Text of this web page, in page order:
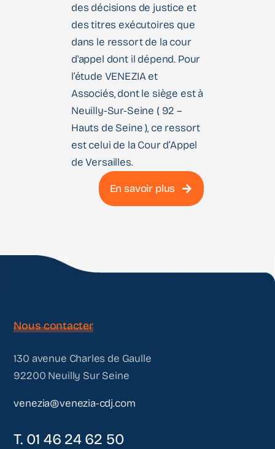
des décisions de justice et
des titres exécutoires que
dans le ressort de la cour
d'appel dont il dépend. Pour
l’étude VENEZIA et
Associés, dont le siège est à
Neuilly-Sur-Seine ( 92 –
Hauts de Seine ), ce ressort
est celui de la Cour d’Appel
de Versailles.
En savoir plus
Nous contacter
130 avenue Charles de Gaulle
92200 Neuilly Sur Seine
venezia@venezia-cdj.com
T. 01 46 24 62 50